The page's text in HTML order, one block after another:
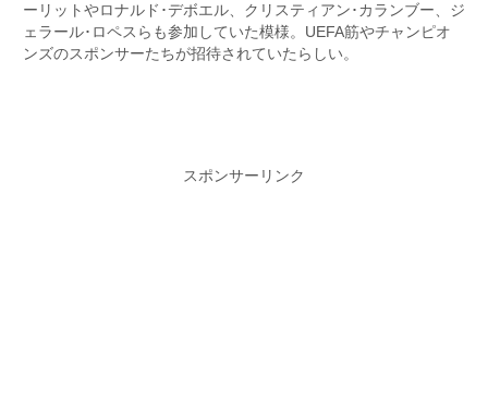
ーリットやロナルド･デボエル、クリスティアン･カランブー、ジ
ェラール･ロペスらも参加していた模様。UEFA筋やチャンピオ
ンズのスポンサーたちが招待されていたらしい。
スポンサーリンク